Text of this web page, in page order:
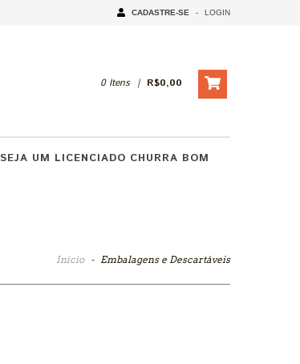
CADASTRE-SE - LOGIN
0 Itens | R$0,00
SEJA UM LICENCIADO CHURRA BOM
Início - Embalagens e Descartáveis